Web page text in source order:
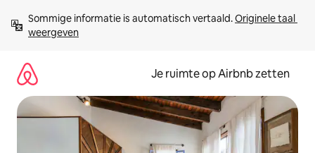
direct
naar
Sommige informatie is automatisch vertaald. Originele taal
weergeven
Je ruimte op Airbnb zetten